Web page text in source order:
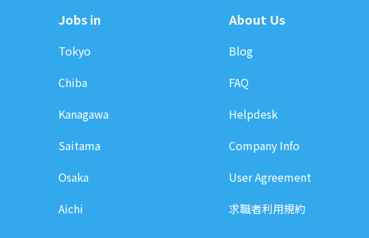
Jobs in
Tokyo
Chiba
Kanagawa
Saitama
Osaka
Aichi
About Us
Blog
FAQ
Helpdesk
Company Info
User Agreement
求職者利用規約